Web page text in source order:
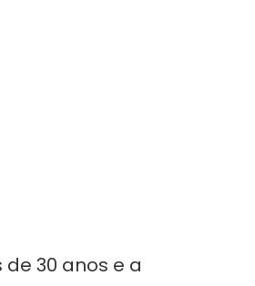
30 anos e a